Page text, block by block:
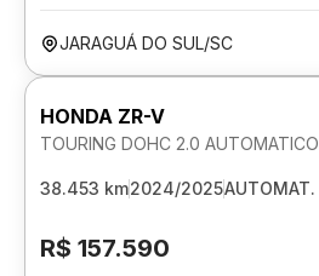
JARAGUÁ DO SUL/SC
HONDA ZR-V
TOURING DOHC 2.0 AUTOMATICO
38.453 km2024/2025AUTOMAT.
R$ 157.590